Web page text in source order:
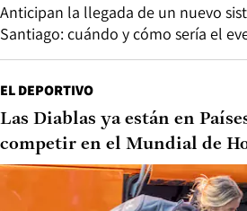
Anticipan la llegada de un nuevo
Santiago: cuándo y cómo sería el
EL DEPORTIVO
Las Diablas ya están en
competir en el Mundial de